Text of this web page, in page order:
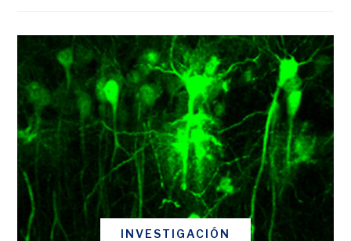
INVESTIGACIÓN